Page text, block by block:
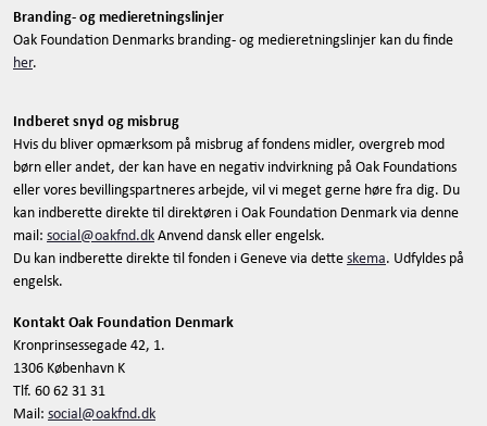
Branding- og medieretningslinjer
Oak Foundation Denmarks branding- og medieretningslinjer kan du finde
her.
Indberet snyd og misbrug
Hvis du bliver opmærksom på misbrug af fondens midler, overgreb mod
børn eller andet, der kan have en negativ indvirkning på Oak Foundations
eller vores bevillingspartneres arbejde, vil vi meget gerne høre fra dig. Du
kan indberette direkte til direktøren i Oak Foundation Denmark via denne
mail: social@oakfnd.dkAnvend dansk eller engelsk.
Du kan indberette direkte til fonden i Geneve via detteskema. Udfyldes på
engelsk.
Kontakt Oak Foundation Denmark
Kronprinsessegade 42, 1.
1306 København K
Tlf. 60 62 31 31
Mail: social@oakfnd.dk